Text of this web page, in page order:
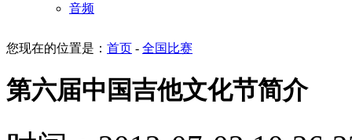
音频
您现在的位置是： 首页 - 全国比赛
第六届中国吉他文化节简介